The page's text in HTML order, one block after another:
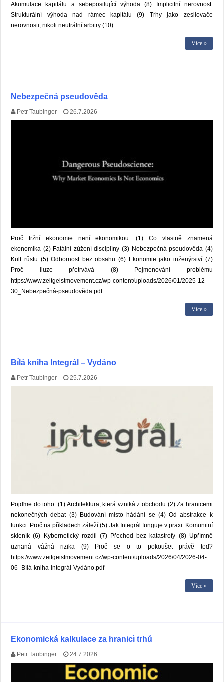
Akumulace kapitálu a sebeposilující výhoda (8) Implicitní nerovnost:
Strukturální výhoda nad rámec kapitálu (9) Trhy jako zesilovače
nerovnosti, nikoli neutrální arbitry (10) …
Více »
Nebezpečná pseudověda
Petr Taubinger 26.7.2026
Proč tržní ekonomie není ekonomikou. (1) Co vlastně znamená
ekonomika (2) Fatální zúžení disciplíny (3) Nebezpečná pseudověda (4)
Kult růstu (5) Odbornost bez obsahu (6) Ekonomie jako inženýrství (7)
Proč iluze přetrvává (8) Pojmenování problému
https://www.zeitgeistmovement.cz/wp-content/uploads/2026/01/2025-12-
30_Nebezpečná-pseudověda.pdf
Více »
Bı́lá kniha Integrál – Vydáno
Petr Taubinger 25.7.2026
Pojďme do toho. (1) Architektura, která vzniká z obchodu (2) Za hranicemi
nekonečných debat (3) Budování místo hádání se (4) Od abstrakce k
funkci: Proč na příkladech záleží (5) Jak Integrál funguje v praxi: Komunitní
skleník (6) Kybernetický rozdíl (7) Přechod bez katastrofy (8) Upřímně
uznaná vážná rizika (9) Proč se o to pokoušet právě teď?
https://www.zeitgeistmovement.cz/wp-content/uploads/2026/04/2026-04-
06_Bílá-kniha-Integrál-Vydáno.pdf
Více »
Ekonomická kalkulace za hranicı́ trhů
Petr Taubinger 24.7.2026